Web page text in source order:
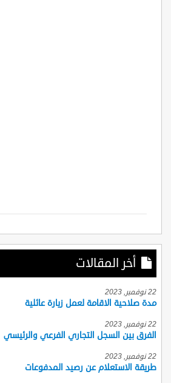
أخر المقالات
22 نوفمبر, 2023
مدة صلاحية الاقامة لعمل زيارة عائلية
22 نوفمبر, 2023
الفرق بين السجل التجاري الفرعي والرئيسي
22 نوفمبر, 2023
طريقة الاستعلام عن رصيد المدفوعات